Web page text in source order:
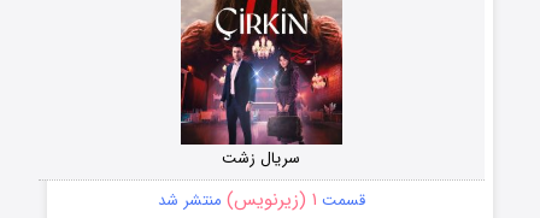
سریال زشت
قسمت ۱ (زیرنویس) منتشر شد